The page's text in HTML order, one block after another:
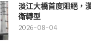
淡江大橋首度阻絕，
衛轉型
2026-08-04